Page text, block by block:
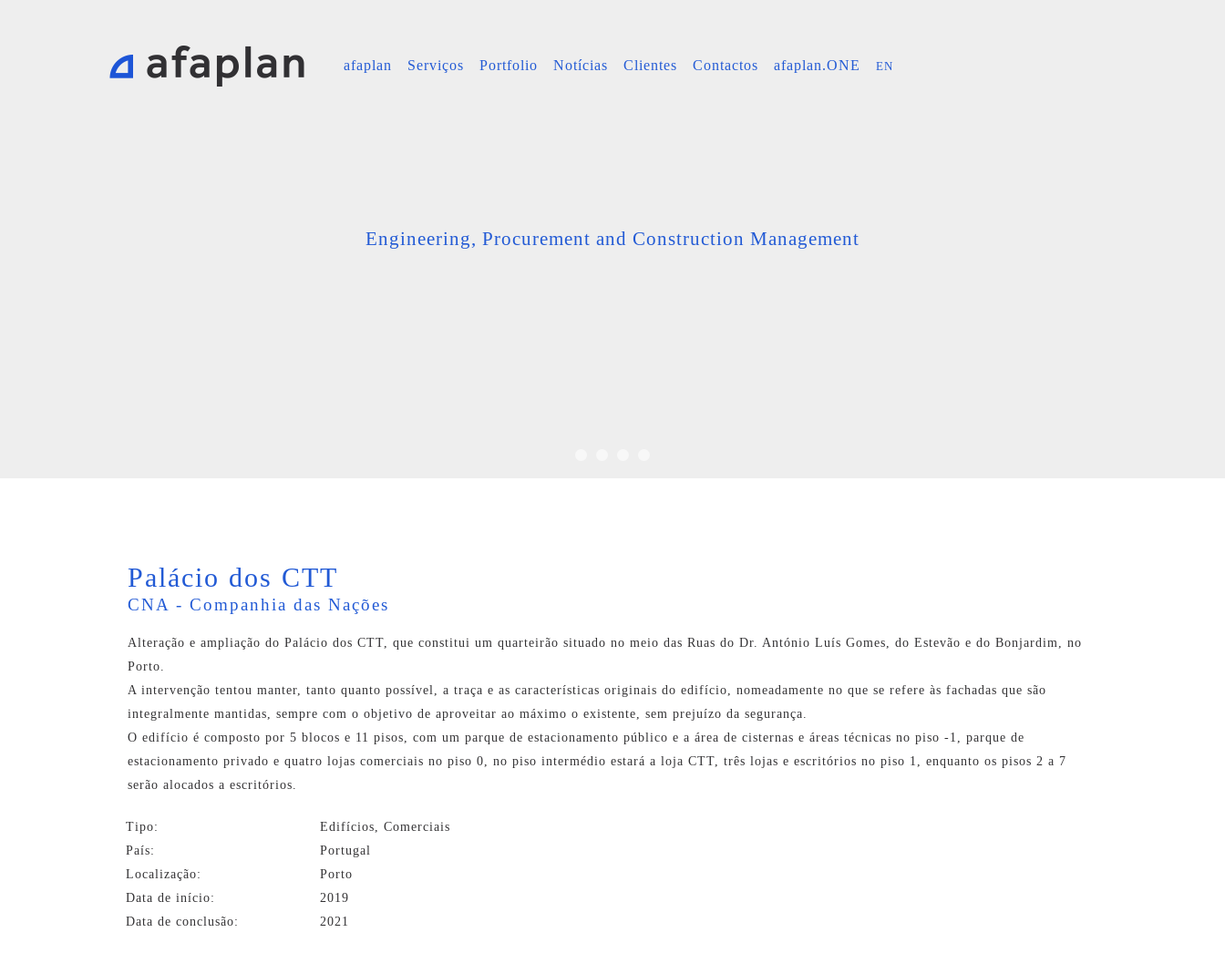
afaplan Serviços Portfolio Notícias Clientes Contactos afaplan.ONE EN
Engineering, Procurement and Construction Management
Palácio dos CTT
CNA - Companhia das Nações
Alteração e ampliação do Palácio dos CTT, que constitui um quarteirão situado no meio das Ruas do Dr. António Luís Gomes, do Estevão e do Bonjardim, no
Porto.
A intervenção tentou manter, tanto quanto possível, a traça e as características originais do edifício, nomeadamente no que se refere às fachadas que são
integralmente mantidas, sempre com o objetivo de aproveitar ao máximo o existente, sem prejuízo da segurança.
O edifício é composto por 5 blocos e 11 pisos, com um parque de estacionamento público e a área de cisternas e áreas técnicas no piso -1, parque de
estacionamento privado e quatro lojas comerciais no piso 0, no piso intermédio estará a loja CTT, três lojas e escritórios no piso 1, enquanto os pisos 2 a 7
serão alocados a escritórios.
Tipo:
Edifícios, Comerciais
País:
Portugal
Localização:
Porto
Data de início:
2019
Data de conclusão:
2021